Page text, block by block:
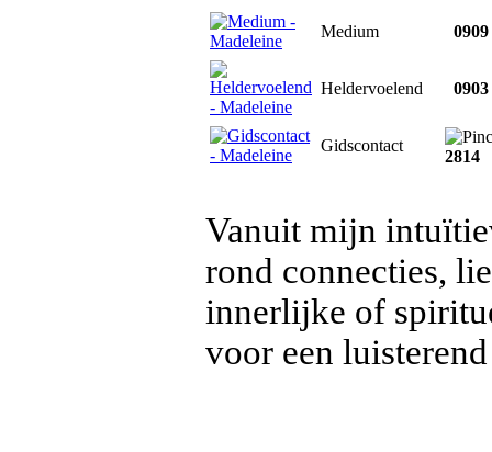
Medium
Heldervoelend
Gidscontact
2814
Vanuit mijn
rond connecties,
innerlijke of
voor een